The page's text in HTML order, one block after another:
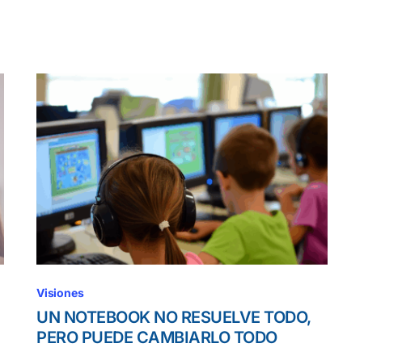
Visiones
UN NOTEBOOK NO RESUELVE TODO,
PERO PUEDE CAMBIARLO TODO